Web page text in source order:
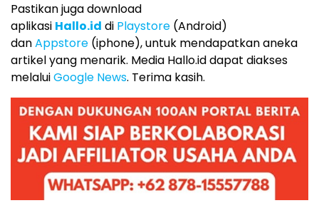
Pastikan juga download
aplikasi Hallo.id di Playstore (Android)
danAppstore (iphone), untuk mendapatkan aneka
artikel yang menarik. Media Hallo.id dapat diakses
melaluiGoogle News. Terima kasih.